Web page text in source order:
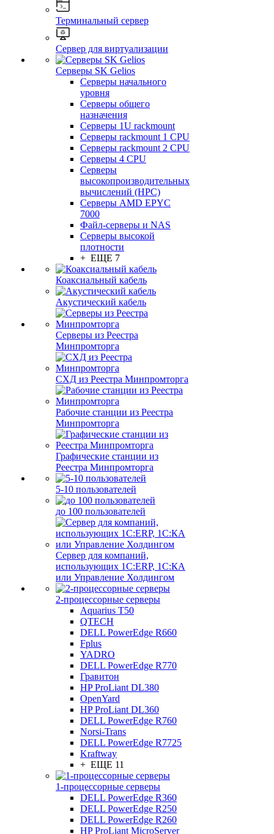
Терминальный сервер
Сервер для виртуализации
Серверы SK Gelios
Серверы начального
уровня
Серверы общего
назначения
Серверы 1U rackmount
Серверы rackmount 1 CPU
Серверы rackmount 2 CPU
Серверы 4 CPU
Серверы
высокопроизводительных
вычислений (HPC)
Серверы AMD EPYC
7000
Файл-серверы и NAS
Серверы высокой
плотности
+ ЕЩЕ 7
Коаксиальный кабель
Акустический кабель
Серверы из Реестра
Минпромторга
СХД из Реестра Минпромторга
Рабочие станции из Реестра
Минпромторга
Графические станции из
Реестра Минпромторга
5-10 пользователей
до 100 пользователей
Сервер для компаний,
использующих 1C:ERP, 1С:КА
или Управление Холдингом
2-процессорные серверы
Aquarius T50
QTECH
DELL PowerEdge R660
Fplus
YADRO
DELL PowerEdge R770
Гравитон
HP ProLiant DL380
OpenYard
HP ProLiant DL360
DELL PowerEdge R760
Norsi-Trans
DELL PowerEdge R7725
Kraftway
+ ЕЩЕ 11
1-процессорные серверы
DELL PowerEdge R360
DELL PowerEdge R250
DELL PowerEdge R260
HP ProLiant MicroServer